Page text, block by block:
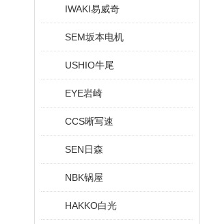
IWAKI易威奇
SEM坂本电机
USHIO牛尾
EYE岩崎
CCS晰写速
SEN日森
NBK锅屋
HAKKO白光